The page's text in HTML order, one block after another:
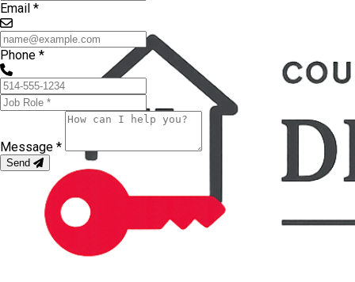
Email *
Phone *
Message *
Send